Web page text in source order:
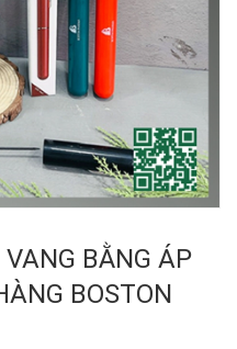
BẰNG ÁP
BOSTON